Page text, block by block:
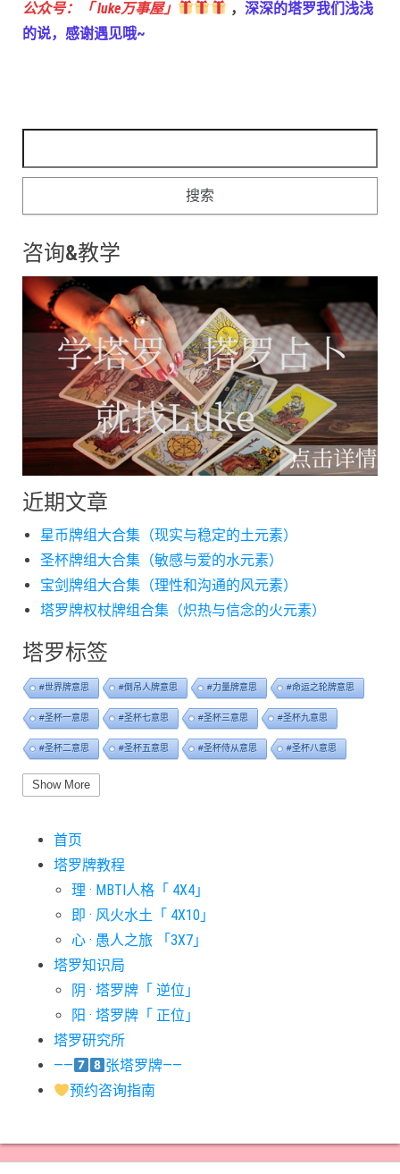
公众号：「 luke万事屋」
， 深深的塔罗我们浅浅
的说，感谢遇见哦~
咨询&教学
近期文章
星币牌组大合集（现实与稳定的土元素）
圣杯牌组大合集（敏感与爱的水元素）
宝剑牌组大合集（理性和沟通的风元素）
塔罗牌权杖牌组合集（炽热与信念的火元素）
塔罗标签
#世界牌意思 #倒吊人牌意思 #力量牌意思 #命运之轮牌意思
#圣杯一意思 #圣杯七意思 #圣杯三意思 #圣杯九意思
#圣杯二意思 #圣杯五意思 #圣杯侍从意思 #圣杯八意思
#圣杯六意思
#宝剑七意思
#宝剑五意思 #宝剑侍从意思
#宝剑十意思 #宝剑四意思 #宝剑国王意思
#审判牌意思
#愚人牌意思 #战车牌意思
#星币七意思 #星币三意思
#星币五意思 #星币侍从意思
#星币骑士意思 #星星牌意思
#权杖五意思 #权杖侍从意思 #权杖八意思 #权杖六意思
Show More
首页
塔罗牌教程
理 · MBTI人格「 4X4」
即 · 风火水土「 4X10」
心 · 愚人之旅 「3X7」
塔罗知识局
阴 · 塔罗牌「 逆位」
阳 · 塔罗牌「 正位」
塔罗研究所
——
张塔罗牌——
预约咨询指南